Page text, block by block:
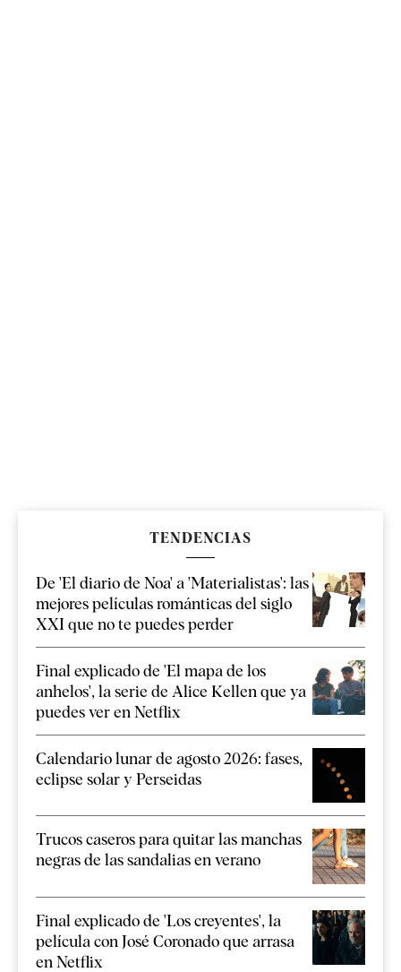
TENDENCIAS
De 'El diario de Noa' a 'Materialistas': las
mejores películas románticas del siglo
XXI que no te puedes perder
Final explicado de 'El mapa de los
anhelos', la serie de Alice Kellen que ya
puedes ver en Netflix
Calendario lunar de agosto 2026: fases,
eclipse solar y Perseidas
Trucos caseros para quitar las manchas
negras de las sandalias en verano
Final explicado de 'Los creyentes', la
película con José Coronado que arrasa
en Netflix